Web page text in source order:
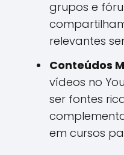
grupos e
relevantes
Conteúdos
vídeos no
ser fontes
em cursos